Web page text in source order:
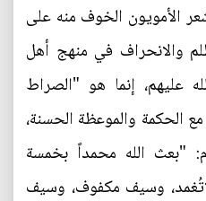
الأمويون الخوف منه على
والانحراف في منهج أهل
عليهم، إنما هو "الصراط
الحكمة والموعظة الحسنة،
"بعث الله محمداً بخمسة
وسيف مكفوف، وسيف